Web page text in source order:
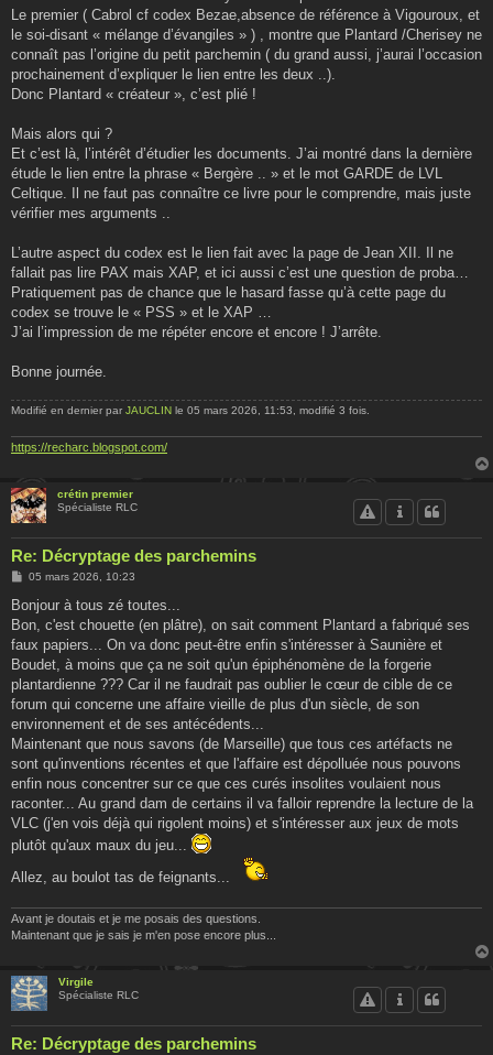
Le premier ( Cabrol cf codex Bezae,absence de référence à Vigouroux, et
le soi-disant « mélange d’évangiles » ) , montre que Plantard /Cherisey ne
connaît pas l’origine du petit parchemin ( du grand aussi, j’aurai l’occasion
prochainement d’expliquer le lien entre les deux ..).
Donc Plantard « créateur », c’est plié !
Mais alors qui ?
Et c’est là, l’intérêt d’étudier les documents. J’ai montré dans la dernière
étude le lien entre la phrase « Bergère .. » et le mot GARDE de LVL
Celtique. Il ne faut pas connaître ce livre pour le comprendre, mais juste
vérifier mes arguments ..
L’autre aspect du codex est le lien fait avec la page de Jean XII. Il ne
fallait pas lire PAX mais XAP, et ici aussi c’est une question de proba…
Pratiquement pas de chance que le hasard fasse qu’à cette page du
codex se trouve le « PSS » et le XAP …
J’ai l’impression de me répéter encore et encore ! J’arrête.
Bonne journée.
Modifié en dernier par JAUCLIN le 05 mars 2026, 11:53, modifié 3 fois.
https://recharc.blogspot.com/
crétin premier
Spécialiste RLC
Re: Décryptage des parchemins
M
s
a
g
05 mars 2026, 10:23
Bonjour à tous zé toutes...
Bon, c'est chouette (en plâtre), on sait comment Plantard a fabriqué ses
faux papiers... On va donc peut-être enfin s'intéresser à Saunière et
Boudet, à moins que ça ne soit qu'un épiphénomène de la forgerie
plantardienne ??? Car il ne faudrait pas oublier le cœur de cible de ce
forum qui concerne une affaire vieille de plus d'un siècle, de son
environnement et de ses antécédents...
Maintenant que nous savons (de Marseille) que tous ces artéfacts ne
sont qu'inventions récentes et que l'affaire est dépolluée nous pouvons
enfin nous concentrer sur ce que ces curés insolites voulaient nous
raconter... Au grand dam de certains il va falloir reprendre la lecture de la
VLC (j'en vois déjà qui rigolent moins) et s'intéresser aux jeux de mots
plutôt qu'aux maux du jeu...
Allez, au boulot tas de feignants...
Avant je doutais et je me posais des questions.
Maintenant que je sais je m'en pose encore plus...
Virgile
Spécialiste RLC
Re: Décryptage des parchemins